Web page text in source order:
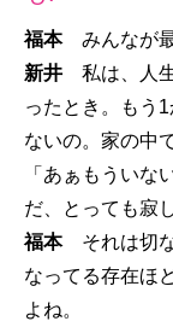
福本みんなが最
新井 私は、人
ったとき。もう
ないの。家の中
「あぁもういな
だ、とっても寂
福本それは切な
なってる存在ほ
よね。